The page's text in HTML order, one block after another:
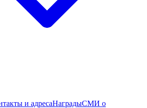
и адресаНаградыСМИ о